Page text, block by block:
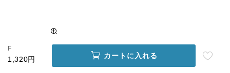
F
1,320円 カートに入れる